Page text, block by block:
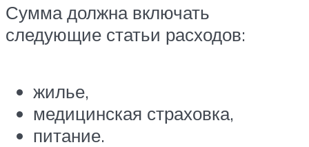
Сумма должна включать
следующие статьи расходов:
жилье,
медицинская страховка,
питание.